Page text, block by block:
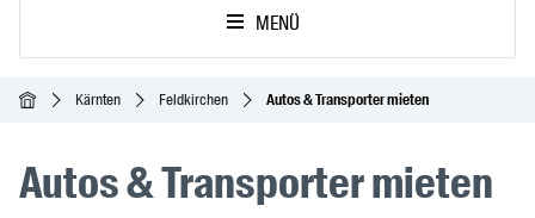
MENÜ
StartseiteKärnten Feldkirchen Autos & Transporter mieten
Autos & Transporter mieten